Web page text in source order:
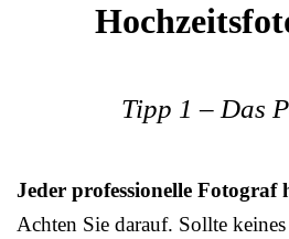
Tipp 1 – Das
Jeder professionelle Fotograf
Achten Sie darauf. Sollte